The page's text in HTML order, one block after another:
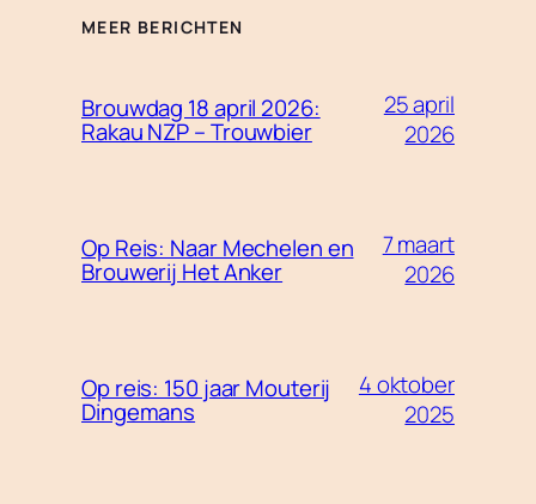
MEER BERICHTEN
Brouwdag 18 april 2026:
Rakau NZP – Trouwbier
25 april
2026
Op Reis: Naar Mechelen en
Brouwerij Het Anker
7 maart
2026
Op reis: 150 jaar Mouterij
Dingemans
4 oktober
2025